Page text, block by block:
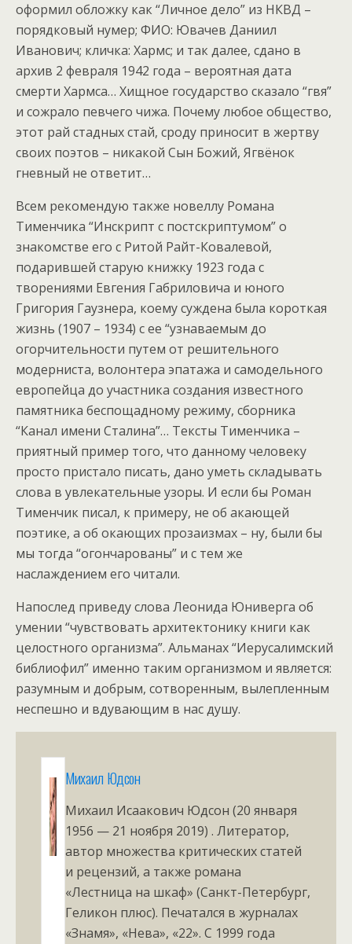
оформил обложку как “Личное дело” из НКВД –
порядковый нумер; ФИО: Ювачев Даниил
Иванович; кличка: Хармс; и так далее, сдано в
архив 2 февраля 1942 года – вероятная дата
смерти Хармса… Хищное государство сказало “гвя”
и сожрало певчего чижа. Почему любое общество,
этот рай стадных стай, сроду приносит в жертву
своих поэтов – никакой Сын Божий, Ягвёнок
гневный не ответит…
Всем рекомендую также новеллу Романа
Тименчика “Инскрипт с постскриптумом” о
знакомстве его с Ритой Райт-Ковалевой,
подарившей старую книжку 1923 года с
творениями Евгения Габриловича и юного
Григория Гаузнера, коему суждена была короткая
жизнь (1907 – 1934) с ее “узнаваемым до
огорчительности путем от решительного
модерниста, волонтера эпатажа и самодельного
европейца до участника создания известного
памятника беспощадному режиму, сборника
“Канал имени Сталина”… Тексты Тименчика –
приятный пример того, что данному человеку
просто пристало писать, дано уметь складывать
слова в увлекательные узоры. И если бы Роман
Тименчик писал, к примеру, не об акающей
поэтике, а об окающих прозаизмах – ну, были бы
мы тогда “огончарованы” и с тем же
наслаждением его читали.
Напослед приведу слова Леонида Юниверга об
умении “чувствовать архитектонику книги как
целостного организма”. Альманах “Иерусалимский
библиофил” именно таким организмом и является:
разумным и добрым, сотворенным, вылепленным
неспешно и вдувающим в нас душу.
Михаил Юдсон
Михаил Исаакович Юдсон (20 января
1956 — 21 ноября 2019) . Литератор,
автор множества критических статей
и рецензий, а также романа
«Лестница на шкаф» (Санкт-Петербург,
Геликон плюс). Печатался в журналах
«Знамя», «Нева», «22». С 1999 года